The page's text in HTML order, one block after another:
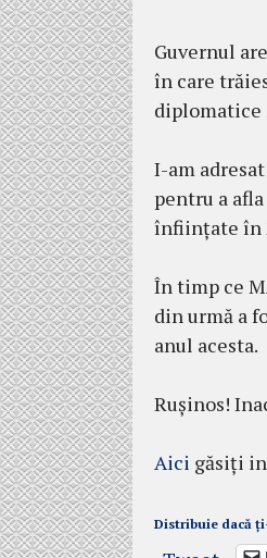
Guvernul
în care
I-am
pentru a
înființate în
În timp ce
din urmă a
anul acesta.
Rușinos!
Aici găsiți
Distribuie dacă